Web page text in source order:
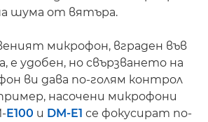
шума от вятъра.
микрофон, вграден във
е удобен, но свързването на
ви дава по-голям контрол
насочени микрофони
E100 и DM-E1 се фокусират по-